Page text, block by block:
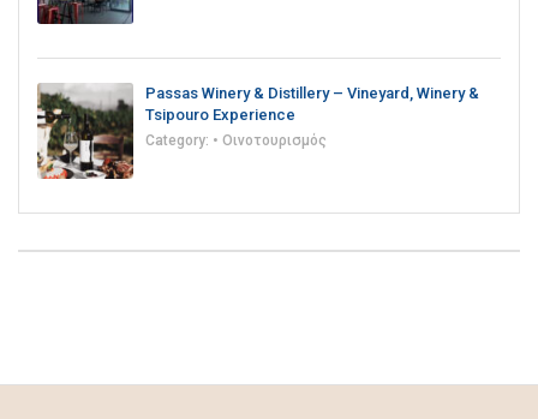
Passas Winery & Distillery – Vineyard, Winery &
Tsipouro Experience
Category: • Οινοτουρισμός